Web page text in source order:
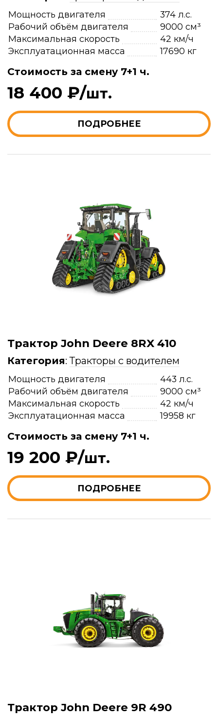
Мощность двигателя
374 л.с.
Рабочий объём двигателя
9000 см³
Максимальная скорость
42 км/ч
Эксплуатационная масса
17690 кг
Стоимость за смену 7+1 ч.
18 400 ₽/шт.
ПОДРОБНЕЕ
Трактор John Deere 8RX 410
Категория:Тракторы с водителем
Мощность двигателя
443 л.с.
Рабочий объём двигателя
9000 см³
Максимальная скорость
42 км/ч
Эксплуатационная масса
19958 кг
Стоимость за смену 7+1 ч.
19 200 ₽/шт.
ПОДРОБНЕЕ
Трактор John Deere 9R 490